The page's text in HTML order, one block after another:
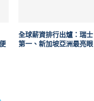
全球薪資排行出爐：瑞士
第一、新加坡亞洲最亮眼